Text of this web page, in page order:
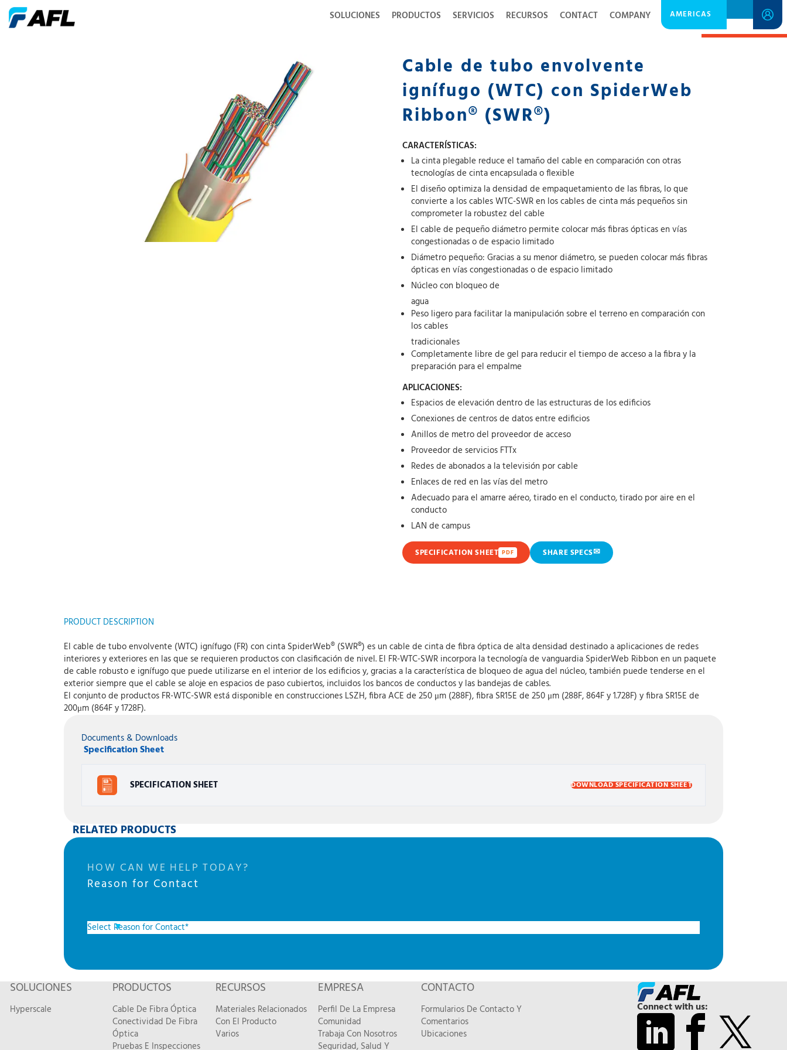
SOLUCIONES PRODUCTOS SERVICIOS RECURSOS CONTACT COMPANY AMERICAS
SPECIFICATION SHEET
Cable de tubo envolvente
ignífugo (WTC) con SpiderWeb
Ribbon® (SWR®)
CARACTERÍSTICAS:
La cinta plegable reduce el tamaño del cable en comparación con otras
tecnologías de cinta encapsulada o flexible
El diseño optimiza la densidad de empaquetamiento de las fibras, lo que
convierte a los cables WTC-SWR en los cables de cinta más pequeños sin
comprometer la robustez del cable
El cable de pequeño diámetro permite colocar más fibras ópticas en vías
congestionadas o de espacio limitado
Diámetro pequeño: Gracias a su menor diámetro, se pueden colocar más fibras
ópticas en vías congestionadas o de espacio limitado
Núcleo con bloqueo de
agua
Peso ligero para facilitar la manipulación sobre el terreno en comparación con
los cables
tradicionales
Completamente libre de gel para reducir el tiempo de acceso a la fibra y la
preparación para el empalme
APLICACIONES:
Espacios de elevación dentro de las estructuras de los edificios
Conexiones de centros de datos entre edificios
Anillos de metro del proveedor de acceso
Proveedor de servicios FTTx
Redes de abonados a la televisión por cable
Enlaces de red en las vías del metro
Adecuado para el amarre aéreo, tirado en el conducto, tirado por aire en el
conducto
LAN de campus
SPECIFICATION SHEET PDF SHARE SPECS✉
PRODUCT DESCRIPTION
El cable de tubo envolvente (WTC) ignífugo (FR) con cinta SpiderWeb® (SWR®) es un cable de cinta de fibra óptica de alta densidad destinado a aplicaciones de redes
interiores y exteriores en las que se requieren productos con clasificación de nivel. El FR-WTC-SWR incorpora la tecnología de vanguardia SpiderWeb Ribbon en un paquete
de cable robusto e ignífugo que puede utilizarse en el interior de los edificios y, gracias a la característica de bloqueo de agua del núcleo, también puede tenderse en el
exterior siempre que el cable se aloje en espacios de paso cubiertos, incluidos los bancos de conductos y las bandejas de cables.
El conjunto de productos FR-WTC-SWR está disponible en construcciones LSZH, fibra ACE de 250 μm (288F), fibra SR15E de 250 μm (288F, 864F y 1.728F) y fibra SR15E de
200μm (864F y 1728F).
Documents & Downloads
Specification Sheet
SPECIFICATION SHEET DOWNLOAD SPECIFICATION SHEET
RELATED PRODUCTS
HOW CAN WE HELP TODAY?
Reason for Contact
SOLUCIONES
Hyperscale
PRODUCTOS
Cable De Fibra Óptica
Conectividad De Fibra
Óptica
Pruebas E Inspecciones
RECURSOS
Materiales Relacionados
Con El Producto
Varios
EMPRESA
Perfil De La Empresa
Comunidad
Trabaja Con Nosotros
Seguridad, Salud Y
CONTACTO
Formularios De Contacto Y
Comentarios
Ubicaciones
Connect with us: